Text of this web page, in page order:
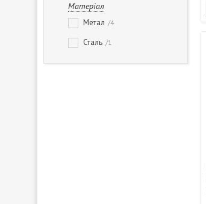
Матеріал
Метал 4
Сталь 1